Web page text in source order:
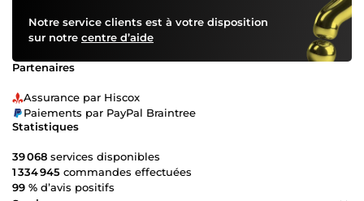
Notre service clients est à votre disposition
sur notre centre d’aide
Partenaires
Assurance par Hiscox
Paiements par PayPal Braintree
Statistiques
39 068 services disponibles
1 334 945 commandes effectuées
99 % d’avis positifs